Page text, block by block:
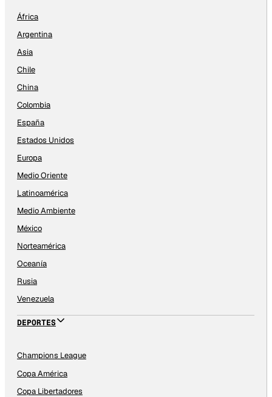
África
Argentina
Asia
Chile
China
Colombia
España
Estados Unidos
Europa
Medio Oriente
Latinoamérica
Medio Ambiente
México
Norteamérica
Oceanía
Rusia
Venezuela
DEPORTES
Champions League
Copa América
Copa Libertadores